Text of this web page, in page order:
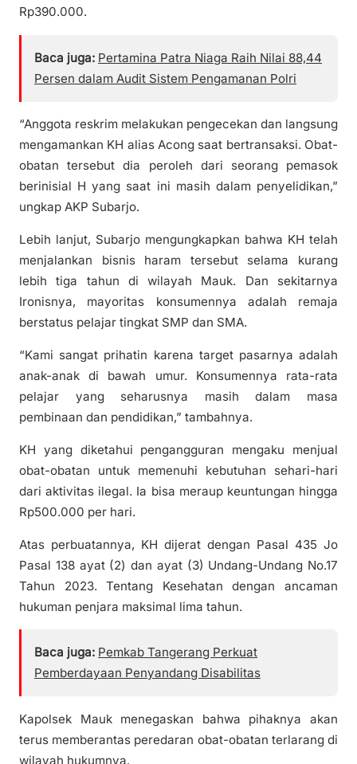
Rp390.000.
Baca juga: Pertamina Patra Niaga Raih Nilai 88,44
Persen dalam Audit Sistem Pengamanan Polri
“Anggota reskrim melakukan pengecekan dan langsung
mengamankan KH alias Acong saat bertransaksi. Obat-
obatan tersebut dia peroleh dari seorang pemasok
berinisial H yang saat ini masih dalam penyelidikan,”
ungkap AKP Subarjo.
Lebih lanjut, Subarjo mengungkapkan bahwa KH telah
menjalankan bisnis haram tersebut selama kurang
lebih tiga tahun di wilayah Mauk. Dan sekitarnya
Ironisnya, mayoritas konsumennya adalah remaja
berstatus pelajar tingkat SMP dan SMA.
“Kami sangat prihatin karena target pasarnya adalah
anak-anak di bawah umur. Konsumennya rata-rata
pelajar yang seharusnya masih dalam masa
pembinaan dan pendidikan,” tambahnya.
KH yang diketahui pengangguran mengaku menjual
obat-obatan untuk memenuhi kebutuhan sehari-hari
dari aktivitas ilegal. Ia bisa meraup keuntungan hingga
Rp500.000 per hari.
Atas perbuatannya, KH dijerat dengan Pasal 435 Jo
Pasal 138 ayat (2) dan ayat (3) Undang-Undang No.17
Tahun 2023. Tentang Kesehatan dengan ancaman
hukuman penjara maksimal lima tahun.
Baca juga: Pemkab Tangerang Perkuat
Pemberdayaan Penyandang Disabilitas
Kapolsek Mauk menegaskan bahwa pihaknya akan
terus memberantas peredaran obat-obatan terlarang di
wilayah hukumnya.